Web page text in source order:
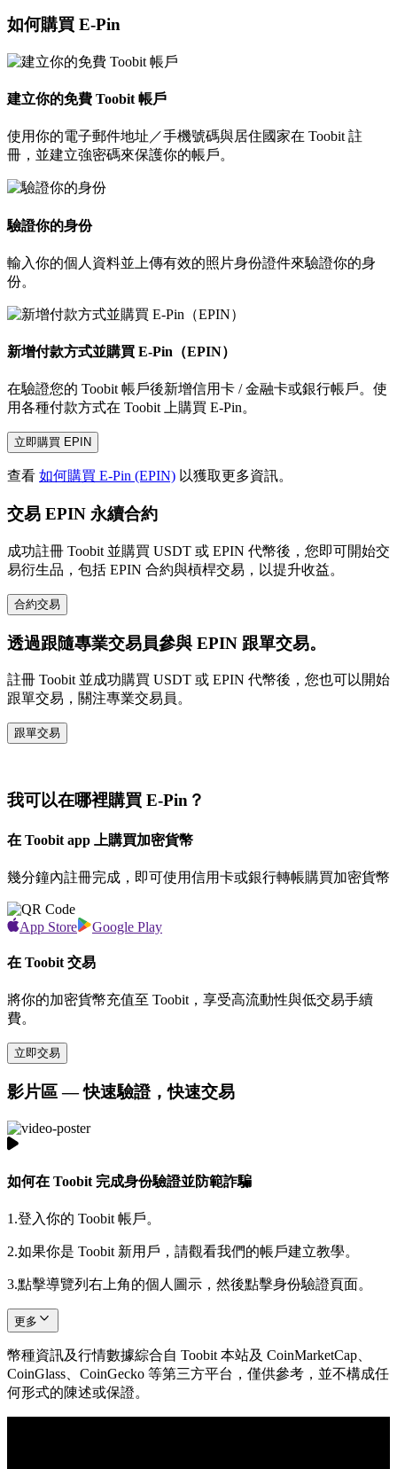
如何購買 E-Pin
建立你的免費 Toobit 帳戶
使用你的電子郵件地址／手機號碼與居住國家在 Toobit 註
冊，並建立強密碼來保護你的帳戶。
驗證你的身份
輸入你的個人資料並上傳有效的照片身份證件來驗證你的身
份。
新增付款方式並購買 E-Pin（EPIN）
在驗證您的 Toobit 帳戶後新增信用卡 / 金融卡或銀行帳戶。使
用各種付款方式在 Toobit 上購買 E-Pin。
立即購買 EPIN
查看 如何購買 E-Pin (EPIN) 以獲取更多資訊。
交易 EPIN 永續合約
成功註冊 Toobit 並購買 USDT 或 EPIN 代幣後，您即可開始交
易衍生品，包括 EPIN 合約與槓桿交易，以提升收益。
合約交易
透過跟隨專業交易員參與 EPIN 跟單交易。
註冊 Toobit 並成功購買 USDT 或 EPIN 代幣後，您也可以開始
跟單交易，關注專業交易員。
跟單交易
我可以在哪裡購買 E-Pin？
在 Toobit app 上購買加密貨幣
幾分鐘內註冊完成，即可使用信用卡或銀行轉帳購買加密貨幣
App Store Google Play
在 Toobit 交易
將你的加密貨幣充值至 Toobit，享受高流動性與低交易手續
費。
立即交易
影片區 — 快速驗證，快速交易
如何在 Toobit 完成身份驗證並防範詐騙
1.登入你的 Toobit 帳戶。
2.如果你是 Toobit 新用戶，請觀看我們的帳戶建立教學。
3.點擊導覽列右上角的個人圖示，然後點擊身份驗證頁面。
更多
幣種資訊及行情數據綜合自 Toobit 本站及 CoinMarketCap、
CoinGlass、CoinGecko 等第三方平台，僅供參考，並不構成任
何形式的陳述或保證。